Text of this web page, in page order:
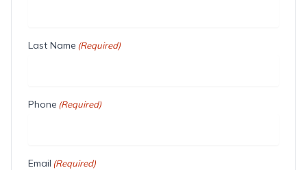
Last Name (Required)
Phone (Required)
Email (Required)